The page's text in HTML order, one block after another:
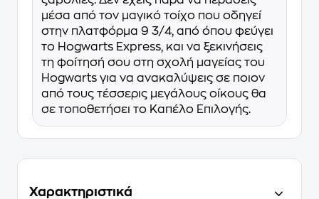
μέσα από τον μαγικό τοίχο που οδηγεί
στην πλατφόρμα 9 3/4, από όπου φεύγει
το Hogwarts Express, και να ξεκινήσεις
τη φοίτησή σου στη σχολή μαγείας του
Hogwarts για να ανακαλύψεις σε ποιον
από τους τέσσερις μεγάλους οίκους θα
σε τοποθετήσει το Καπέλο Επιλογής.
Χαρακτηριστικά